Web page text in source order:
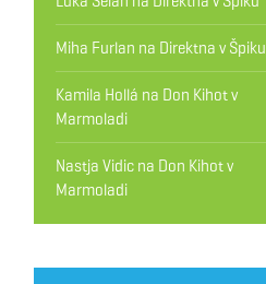
Miha Furlan na Direktna v Špiku
Kamila Hollá na Don Kihot v
Marmoladi
Nastja Vidicna Don Kihot v
Marmoladi